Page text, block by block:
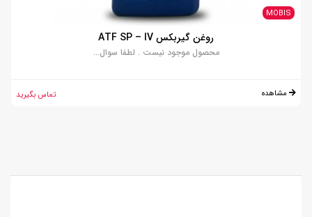
MOBIS
روغن گیربکس ATF SP – IV
محصول موجود نیست . لطفا سوال...
مشاهده تماس بگیرید